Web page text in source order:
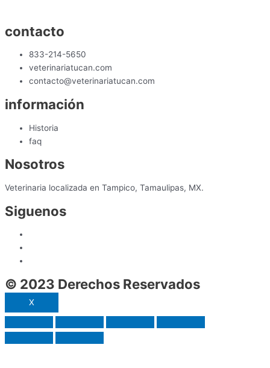
contacto
833-214-5650
veterinariatucan.com
contacto@veterinariatucan.com
información
Historia
faq
Nosotros
Veterinaria localizada en Tampico, Tamaulipas, MX.
Siguenos
© 2023 Derechos Reservados
X